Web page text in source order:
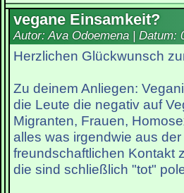
vegane Einsamkeit?
Autor: Ava Odoemena | Datum:
Herzlichen Glückwunsch
Zu deinem Anliegen:
die Leute die negativ auf
Migranten, Frauen,
alles was irgendwie aus
freundschaftlichen Kontakt
die sind schließlich "tot"